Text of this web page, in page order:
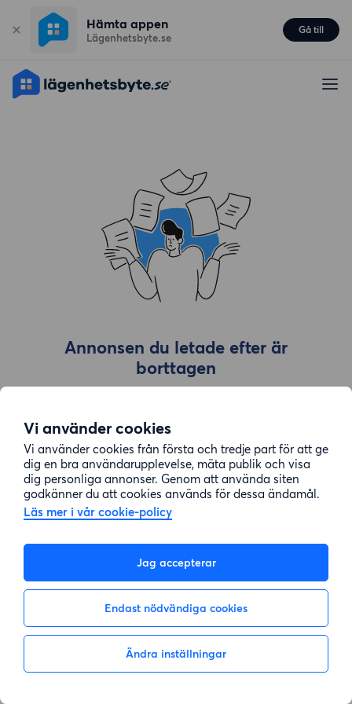
Vi använder cookies
Vi använder cookies från första och tredje part för att ge
dig en bra användarupplevelse, mäta publik och visa
dig personliga annonser. Genom att använda siten
godkänner du att cookies används för dessa ändamål.
Läs mer i vår cookie-policy
Jag accepterar
Endast nödvändiga cookies
Ändra inställningar
Hämta appen
Lägenhetsbyte.se
Gå till
Annonsen du letade efter är
borttagen
Gå till sök